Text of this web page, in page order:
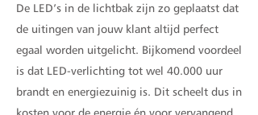
De LED’s in de lichtbak zijn zo geplaatst dat
de uitingen van jouw klant altijd perfect
egaal worden uitgelicht. Bijkomend voordeel
is dat LED-verlichting tot wel 40.000 uur
brandt en energiezuinig is. Dit scheelt dus in
kosten voor de energie én voor vervangend